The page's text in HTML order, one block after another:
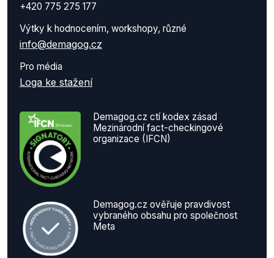
+420 775 275 177
Výtky k hodnocením, workshopy, různé
info@demagog.cz
Pro média
Loga ke stažení
Demagog.cz ctí kodex zásad
Mezinárodní fact-checkingové
organizace (IFCN)
Demagog.cz ověřuje pravdivost
vybraného obsahu pro společnost
Meta